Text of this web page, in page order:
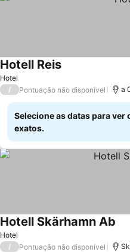
Hotel
Hotell ReisVer preços
/ Pontuação não disponível a
Selecione as datas para ver
exatos.
Hotel
Hotell Skärhamn Ab
/ Pontuação não disponível